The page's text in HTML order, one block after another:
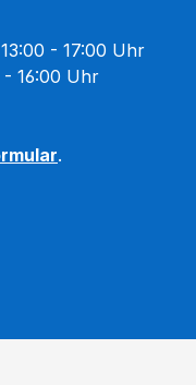
- 17:00 Uhr
- 16:00 Uhr
.